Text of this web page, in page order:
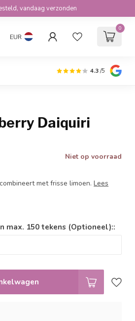
vandaag verzonden
EUR
0
4.3/5
Daiquiri
Niet op voorraad
met frisse limoen.Lees
max. 150 tekens (Optioneel)::